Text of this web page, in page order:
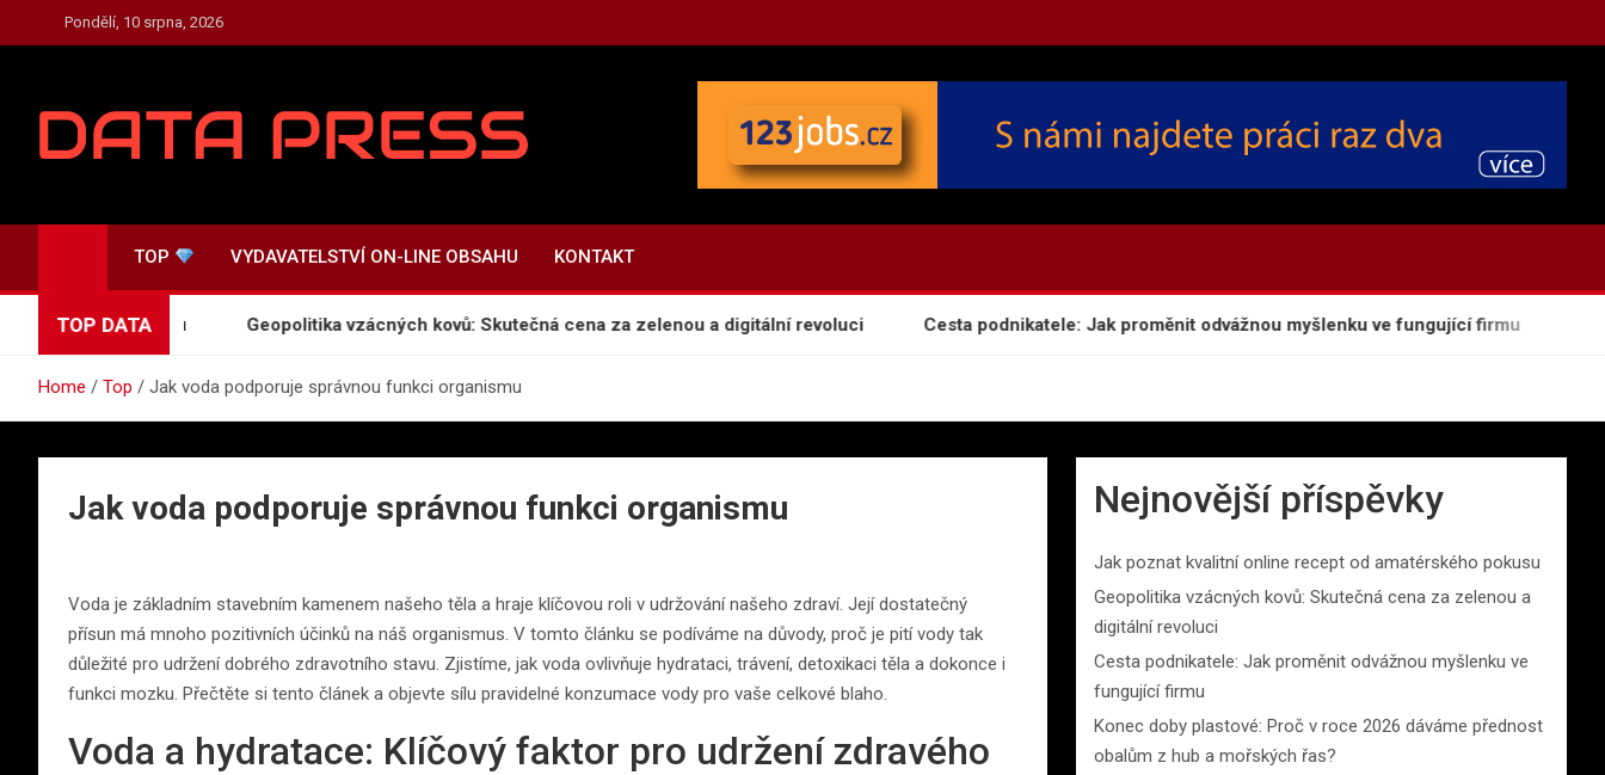
to
Pondělí, 10 srpna, 2026
TOP VYDAVATELSTVÍ ON-LINE OBSAHU KONTAKT
TOP DATA
pokusu Geopolitika vzácných kovů: Skutečná cena za zelenou a digitální revoluci Cesta podnikatele: Jak proměnit odvážnou myšlenku ve fungující firmu
Home Top Jak voda podporuje správnou funkci organismu
Jak voda podporuje správnou funkci organismu
Voda je základním stavebním kamenem našeho těla a hraje klíčovou roli v udržování našeho zdraví. Její dostatečný
přísun má mnoho pozitivních účinků na náš organismus. V tomto článku se podíváme na důvody, proč je pití vody tak
důležité pro udržení dobrého zdravotního stavu. Zjistíme, jak voda ovlivňuje hydrataci, trávení, detoxikaci těla a dokonce i
funkci mozku. Přečtěte si tento článek a objevte sílu pravidelné konzumace vody pro vaše celkové blaho.
Voda a hydratace: Klíčový faktor pro udržení zdravého
Nejnovější příspěvky
Jak poznat kvalitní online recept od amatérského pokusu
Geopolitika vzácných kovů: Skutečná cena za zelenou a
digitální revoluci
Cesta podnikatele: Jak proměnit odvážnou myšlenku ve
fungující firmu
Konec doby plastové: Proč v roce 2026 dáváme přednost
obalům z hub a mořských řas?